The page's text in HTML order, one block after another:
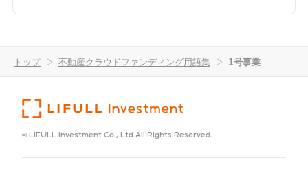
トップ > 不動産クラウドファンディング用語集 > 1号事業
© LIFULL Investment Co., Ltd All Rights Reserved.